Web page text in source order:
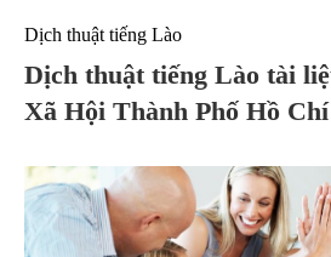
Dịch thuật tiếng Lào
Dịch thuật tiếng Lào tài
Xã Hội Thành Phố Hồ